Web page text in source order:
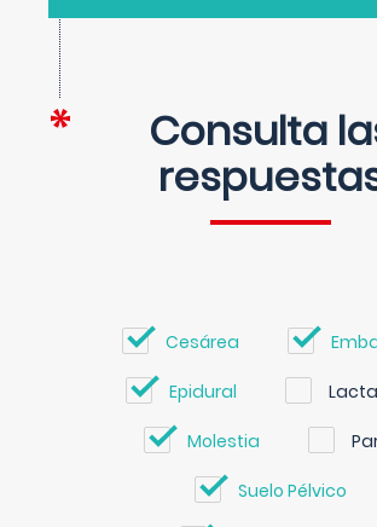
Consulta
Cesárea
Epidural
Molestia
Suelo Pélvico